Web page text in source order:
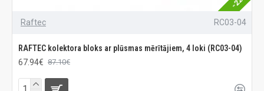
Raftec RC03-04
RAFTEC kolektora bloks ar plūsmas mērītājiem, 4 loki (RC03-04)
67.94€ 87.10€